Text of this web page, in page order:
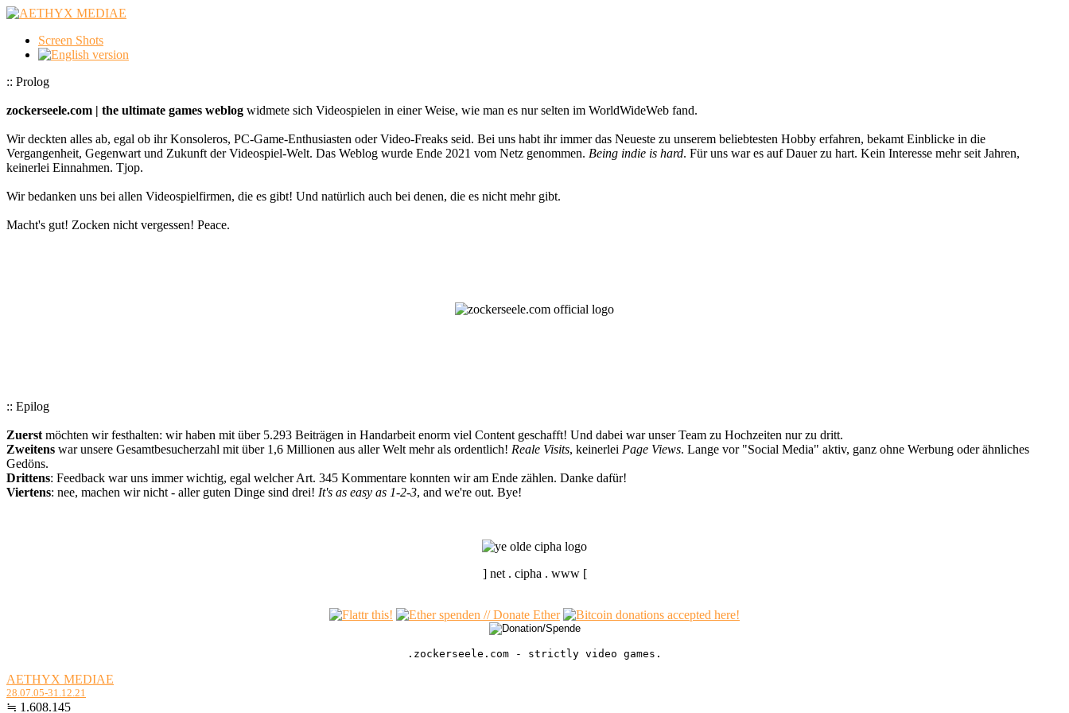
Screen Shots
:: Prolog
zockerseele.com | the ultimate games weblog widmete sich Videospielen in einer Weise, wie man es nur selten im WorldWideWeb fand.
Wir deckten alles ab, egal ob ihr Konsoleros, PC-Game-Enthusiasten oder Video-Freaks seid. Bei uns habt ihr immer das Neueste zu unserem beliebtesten Hobby erfahren, bekamt Einblicke in die
Vergangenheit, Gegenwart und Zukunft der Videospiel-Welt. Das Weblog wurde Ende 2021 vom Netz genommen. Being indie is hard. Für uns war es auf Dauer zu hart. Kein Interesse mehr seit Jahren,
keinerlei Einnahmen. Tjop.
Wir bedanken uns bei allen Videospielfirmen, die es gibt! Und natürlich auch bei denen, die es nicht mehr gibt.
Macht's gut! Zocken nicht vergessen! Peace.
:: Epilog
Zuerst möchten wir festhalten: wir haben mit über 5.293 Beiträgen in Handarbeit enorm viel Content geschafft! Und dabei war unser Team zu Hochzeiten nur zu dritt.
Zweitens war unsere Gesamtbesucherzahl mit über 1,6 Millionen aus aller Welt mehr als ordentlich! Reale Visits, keinerlei Page Views. Lange vor "Social Media" aktiv, ganz ohne Werbung oder ähnliches
Gedöns.
Drittens: Feedback war uns immer wichtig, egal welcher Art. 345 Kommentare konnten wir am Ende zählen. Danke dafür!
Viertens: nee, machen wir nicht - aller guten Dinge sind drei! It's as easy as 1-2-3, and we're out. Bye!
] net . cipha . www [
.zockerseele.com - strictly video games.
AETHYX MEDIAE
28.07.05-31.12.21
≒ 1.608.145